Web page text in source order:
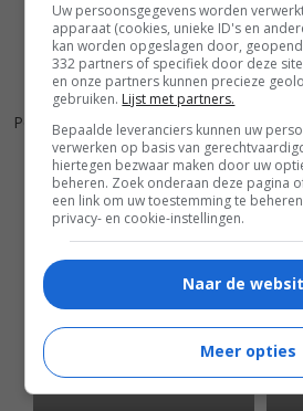
5,5
Poetic Justice (1993)
Uw persoonsgegevens worden
apparaat (cookies, unieke ID's en
kan worden opgeslagen door,
332 partners of specifiek door deze
en onze partners kunnen precieze
gebruiken. Lijst met partners.
Bepaalde leveranciers kunnen uw
verwerken op basis van
hiertegen bezwaar maken door uw
beheren. Zoek onderaan deze pagina
een link om uw toestemming te
privacy- en cookie-instellingen.
Naar de
Meer opties